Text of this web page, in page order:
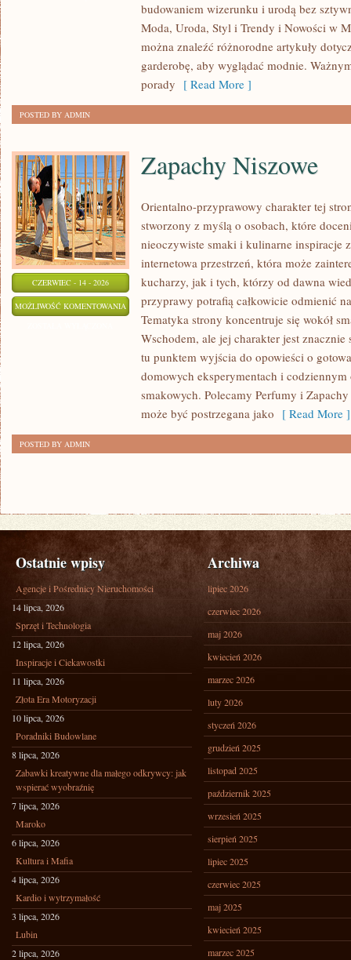
TWARZY
PLUS
SIZE
budowaniem wizerunku i urodą bez
Moda, Uroda, Styl i Trendy i Nowości w
można znaleźć różnorodne artykuły
garderobę, aby wyglądać modnie.
porady [ Read More ]
POSTED BY ADMIN
CZERWIEC - 14 - 2026
MOŻLIWOŚĆ KOMENTOWANIA ZAPACHY
NISZOWE
Zapachy Niszowe
Orientalno-przyprawowy charakter tej
stworzony z myślą o osobach, które
nieoczywiste smaki i kulinarne inspiracje
internetowa przestrzeń, która może
kucharzy, jak i tych, którzy od dawna
przyprawy potrafią całkowicie odmienić
Tematyka strony koncentruje się wokół
Wschodem, ale jej charakter jest
tu punktem wyjścia do opowieści o
domowych eksperymentach i
smakowych. Polecamy Perfumy i
może być postrzegana jako [ Read More ]
POSTED BY ADMIN
Ostatnie wpisy
Agencje i Pośrednicy Nieruchomości
14 lipca, 2026
Sprzęt i Technologia
12 lipca, 2026
Inspiracje i Ciekawostki
11 lipca, 2026
Złota Era Motoryzacji
10 lipca, 2026
Poradniki Budowlane
8 lipca, 2026
Zabawki kreatywne dla małego odkrywcy: jak
wspierać wyobraźnię
7 lipca, 2026
Maroko
6 lipca, 2026
Kultura i Mafia
4 lipca, 2026
Kardio i wytrzymałość
3 lipca, 2026
Lubin
2 lipca, 2026
Archiwa
lipiec 2026
czerwiec 2026
maj 2026
kwiecień 2026
marzec 2026
luty 2026
styczeń 2026
grudzień 2025
listopad 2025
październik 2025
wrzesień 2025
sierpień 2025
lipiec 2025
czerwiec 2025
maj 2025
kwiecień 2025
marzec 2025